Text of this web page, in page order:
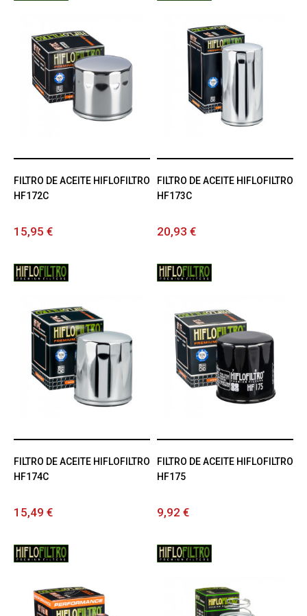
FILTRO DE ACEITE HIFLOFILTRO
HF172C
15,95 €
FILTRO DE ACEITE HIFLOFILTRO
HF173C
20,93 €
FILTRO DE ACEITE HIFLOFILTRO
HF174C
15,49 €
FILTRO DE ACEITE HIFLOFILTRO
HF175
9,92 €